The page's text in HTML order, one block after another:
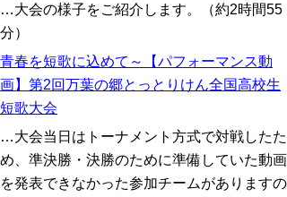
…大会の様子をご紹介します。（約2時間55
分）
青春を短歌に込めて～【パフォーマンス動
画】第2回万葉の郷とっとりけん全国高校生
短歌大会
…大会当日はトーナメント方式で対戦したた
め、準決勝・決勝のために準備していた動画
を発表できなかった参加チームがありますの